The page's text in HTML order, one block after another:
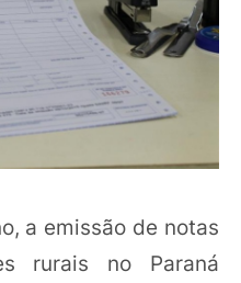
a emissão de notas
rurais no Paraná